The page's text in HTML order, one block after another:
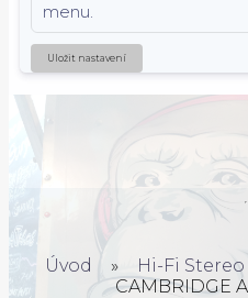
menu.
Uložit nastavení
Úvod » Hi-Fi Stereo
CAMBRIDGE